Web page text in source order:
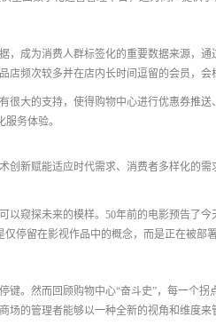
，成为消费人群标签化的重要数据来源，
店频次较多并在店内长时间逗留的会员，会
很大的支持，使得购物中心进行优惠券推
务体验。
创新赋能适应时代需求、消费者多样化的
以窥探未来的模样。50年前的电影预告了
停留在影视作品中的概念，而是正在被部
键。然而回顾购物中心“奋斗史”，每一个
场的管理者能够以一种全新的视角和维度来